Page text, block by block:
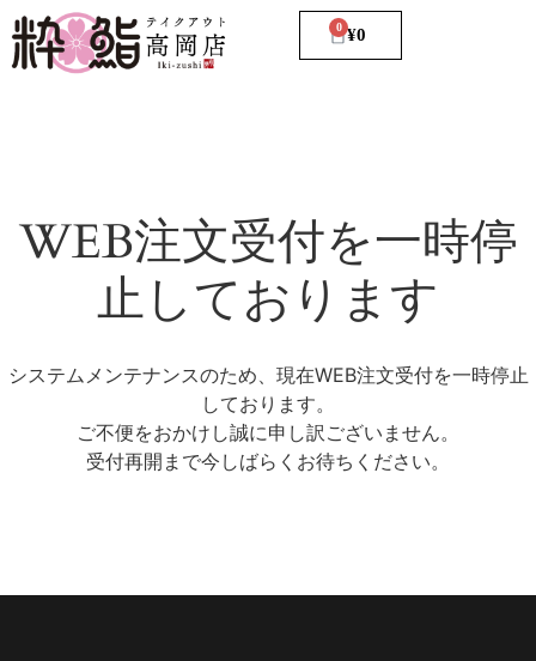
¥0
0
WEB注文受付を一時停
止しております
システムメンテナンスのため、現在WEB注文受付を一時停止
しております。
ご不便をおかけし誠に申し訳ございません。
受付再開まで今しばらくお待ちください。